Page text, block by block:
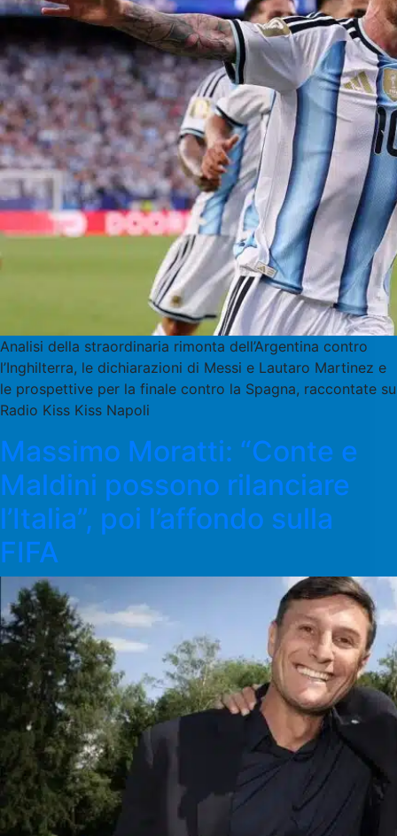
Analisi della straordinaria rimonta dell’Argentina contro
l’Inghilterra, le dichiarazioni di Messi e Lautaro Martinez e
le prospettive per la finale contro la Spagna, raccontate su
Radio Kiss Kiss Napoli
Massimo Moratti: “Conte e
Maldini possono rilanciare
l’Italia”, poi l’affondo sulla
FIFA